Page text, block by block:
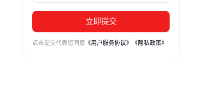
立即提交
点击提交代表您同意 《用户服务协议》 《隐私政策》